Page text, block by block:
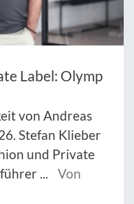
Label: Olymp
von Andreas
Stefan Klieber
und Private
...
Von